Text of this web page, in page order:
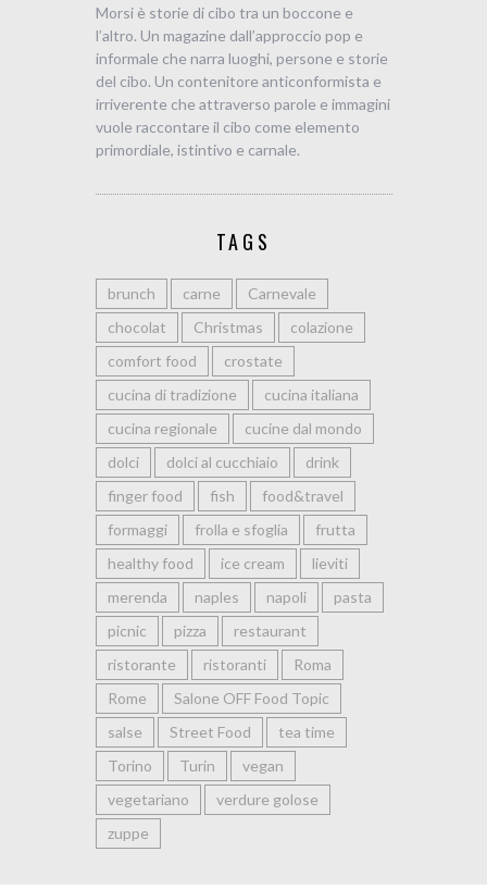
Morsi è storie di cibo tra un boccone e
l’altro. Un magazine dall’approccio pop e
informale che narra luoghi, persone e storie
del cibo. Un contenitore anticonformista e
irriverente che attraverso parole e immagini
vuole raccontare il cibo come elemento
primordiale, istintivo e carnale.
TAGS
brunch carne
Carnevale
chocolat
Christmas
colazione
comfort food
crostate
cucina di tradizione
cucina italiana
cucina regionale
cucine dal mondo
dolci
dolci al cucchiaio
drink
finger food
fish
food&travel
formaggi
frolla e sfoglia
frutta
healthy food
ice cream
lieviti
merenda
naples napoli
pasta
picnic
pizza
restaurant
ristorante
ristoranti
Roma
Rome
Salone OFF Food Topic
salse
Street Food
tea time
Torino
Turin
vegan
vegetariano
verdure golose
zuppe